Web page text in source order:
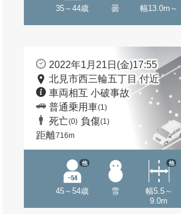
35～44歳 曇 幅13.0m～
2022年1月21日(金)17:55
北見市西三輪五丁目 付近
車両相互 小破事故
普通乗用車(1)
死亡(0) 負傷(1)
距離716m
45～54歳
他
雪
幅5.5～
9.0m
他